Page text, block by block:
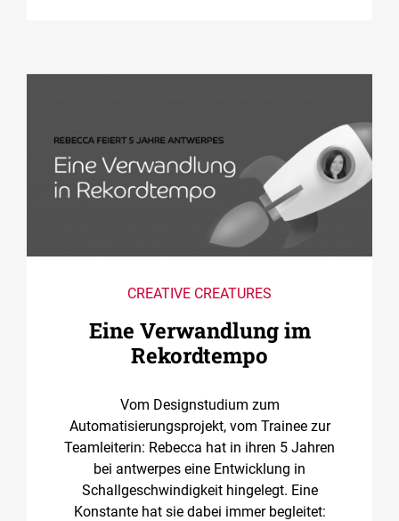
CREATIVE CREATURES
Eine Verwandlung im
Rekordtempo
Vom Designstudium zum
Automatisierungsprojekt, vom Trainee zur
Teamleiterin: Rebecca hat in ihren 5 Jahren
bei antwerpes eine Entwicklung in
Schallgeschwindigkeit hingelegt. Eine
Konstante hat sie dabei immer begleitet: